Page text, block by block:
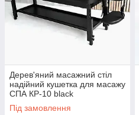
Дерев'яний масажний стіл
надійний кушетка для масажу
СПА КР-10 black
Під замовлення